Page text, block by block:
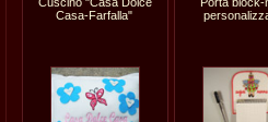
Casa-Farfalla"